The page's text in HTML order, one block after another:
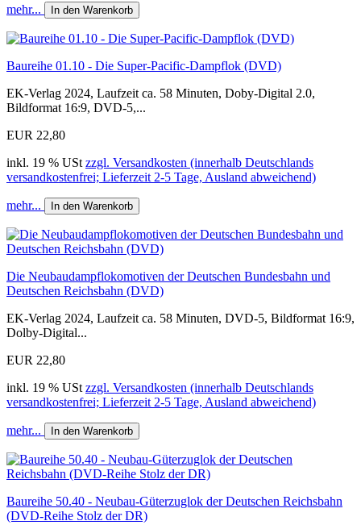
mehr... In den Warenkorb
Baureihe 01.10 - Die Super-Pacific-Dampflok (DVD)
EK-Verlag 2024, Laufzeit ca. 58 Minuten, Doby-Digital 2.0,
Bildformat 16:9, DVD-5,...
EUR 22,80
inkl. 19 % USt zzgl. Versandkosten (innerhalb Deutschlands
versandkostenfrei; Lieferzeit 2-5 Tage, Ausland abweichend)
mehr... In den Warenkorb
Die Neubaudampflokomotiven der Deutschen Bundesbahn und
Deutschen Reichsbahn (DVD)
EK-Verlag 2024, Laufzeit ca. 58 Minuten, DVD-5, Bildformat 16:9,
Dolby-Digital...
EUR 22,80
inkl. 19 % USt zzgl. Versandkosten (innerhalb Deutschlands
versandkostenfrei; Lieferzeit 2-5 Tage, Ausland abweichend)
mehr... In den Warenkorb
Baureihe 50.40 - Neubau-Güterzuglok der Deutschen Reichsbahn
(DVD-Reihe Stolz der DR)